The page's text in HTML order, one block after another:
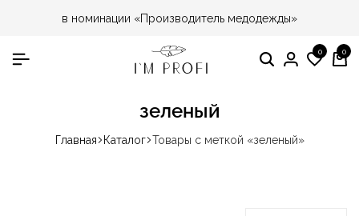
в номинации «Производитель медодежды»
Поиск
Вход
0 0
зеленый
Главная Каталог Товары с меткой «зеленый»